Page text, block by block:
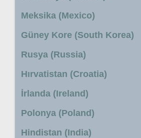
Meksika (Mexico)
Güney Kore (South Korea)
Rusya (Russia)
Hırvatistan (Croatia)
İrlanda (Ireland)
Polonya (Poland)
Hindistan (India)